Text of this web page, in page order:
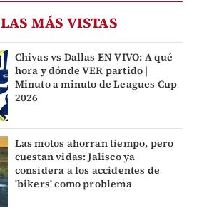
LAS MÁS VISTAS
Chivas vs Dallas EN VIVO: A qué
hora y dónde VER partido |
Minuto a minuto de Leagues Cup
2026
Las motos ahorran tiempo, pero
cuestan vidas: Jalisco ya
considera a los accidentes de
'bikers' como problema